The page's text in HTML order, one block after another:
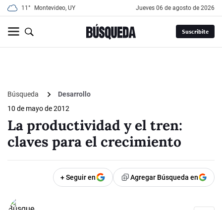
11° Montevideo, UY jueves 06 de agosto de 2026
Suscribite
Búsqueda
Desarrollo
10 de mayo de 2012
La productividad y el tren:
claves para el crecimiento
+ Seguir en Agregar Búsqueda en